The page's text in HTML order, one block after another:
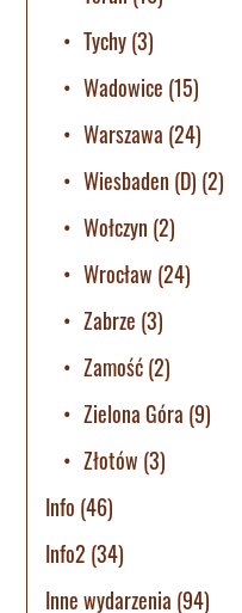
Tychy(3)
Wadowice (15)
Warszawa (24)
Wiesbaden (D) (2)
Wołczyn (2)
Wrocław (24)
Zabrze (3)
Zamość(2)
Zielona Góra (9)
Złotów (3)
Info (46)
Info2 (34)
Inne wydarzenia (94)